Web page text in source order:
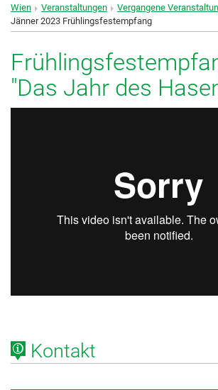
Wien
Veranstaltungen Vergangene
Jänner 2023 Frühlingsfestempfang
"Das Jahr des
Kontakt